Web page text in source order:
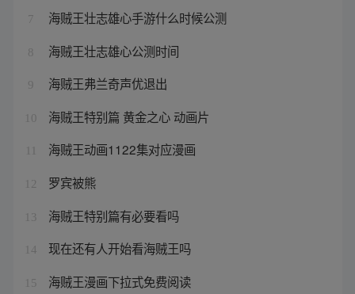
7 海贼王壮志雄心手游什么时候公测
8 海贼王壮志雄心公测时间
9 海贼王弗兰奇声优退出
10 海贼王特别篇 黄金之心 动画片
海贼王动画1122集对应漫画
12 罗宾被熊
13 海贼王特别篇有必要看吗
14 现在还有人开始看海贼王吗
15 海贼王漫画下拉式免费阅读